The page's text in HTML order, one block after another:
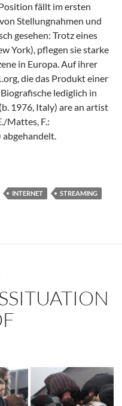
fällt im ersten
Stellungnahmen und
gesehen: Trotz eines
York), pflegen sie starke
in Europa. Auf ihrer
die das Produkt einer
lediglich in
1976, Italy) are an artist
Mattes, F.:
UND FRANCO MATTES
INTERNET
STREAMING